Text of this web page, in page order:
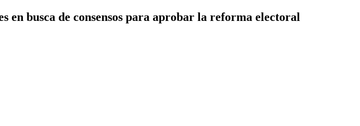
en busca de consensos para aprobar la reforma electoral